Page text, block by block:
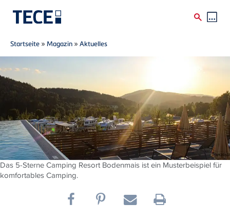
Direkt zum Inhalt
Breadcrumb
Startseite »Magazin »Aktuelles
Das 5-Sterne Camping Resort Bodenmais ist ein Musterbeispiel für
komfortables Camping.